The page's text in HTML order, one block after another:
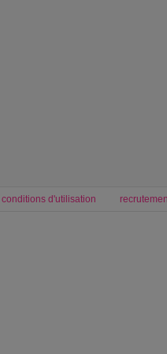
conditions d'utilisation